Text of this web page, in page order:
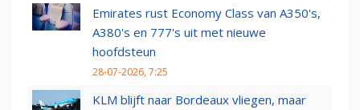
Emirates rust Economy Class van A350's,
A380's en 777's uit met nieuwe
hoofdsteun
28-07-2026, 7:25
KLM blijft naar Bordeaux vliegen, maar